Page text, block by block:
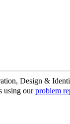
Design &
using ourproblem